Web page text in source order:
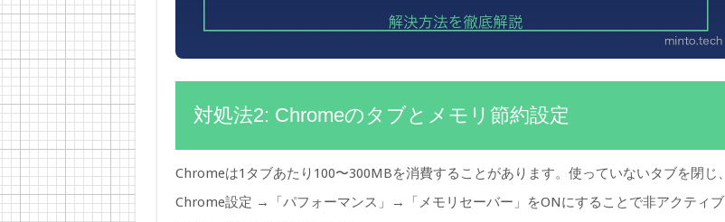
対処法2: Chromeのタブとメモリ節約設定
Chromeは1タブあたり100〜300MBを消費することがあります。使っていないタブを閉じ、
Chrome設定 →「パフォーマンス」→「メモリセーバー」をONにすることで非アクティブ